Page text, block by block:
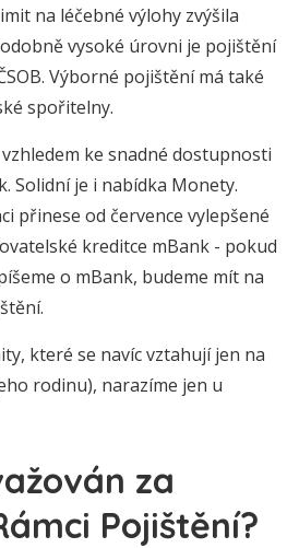
na léčebné výlohy zvýšila
vysoké úrovni je pojištění
Výborné pojištění má také
spořitelny.
ke snadné dostupnosti
Solidní je i nabídka Monety.
přinese od července vylepšené
kreditce mBank - pokud
o mBank, budeme mít na
které se navíc vztahují jen na
rodinu), narazíme jen u
za
Pojištění?